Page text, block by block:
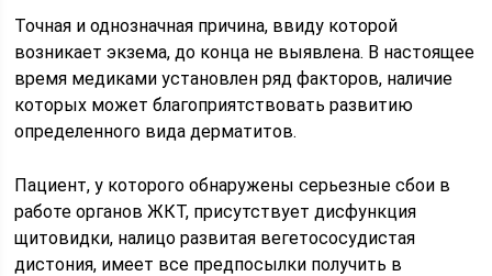
Точная и однозначная причина, ввиду которой
возникает экзема, до конца не выявлена. В настоящее
время медиками установлен ряд факторов, наличие
которых может благоприятствовать развитию
определенного вида дерматитов.
Пациент, у которого обнаружены серьезные сбои в
работе органов ЖКТ, присутствует дисфункция
щитовидки, налицо развитая вегетососудистая
дистония, имеет все предпосылки получить в